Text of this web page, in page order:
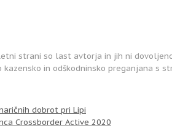
strani so last avtorja in jih ni
kazensko in odškodninsko preganjana s
dobrot pri Lipi
Crossborder Active 2020